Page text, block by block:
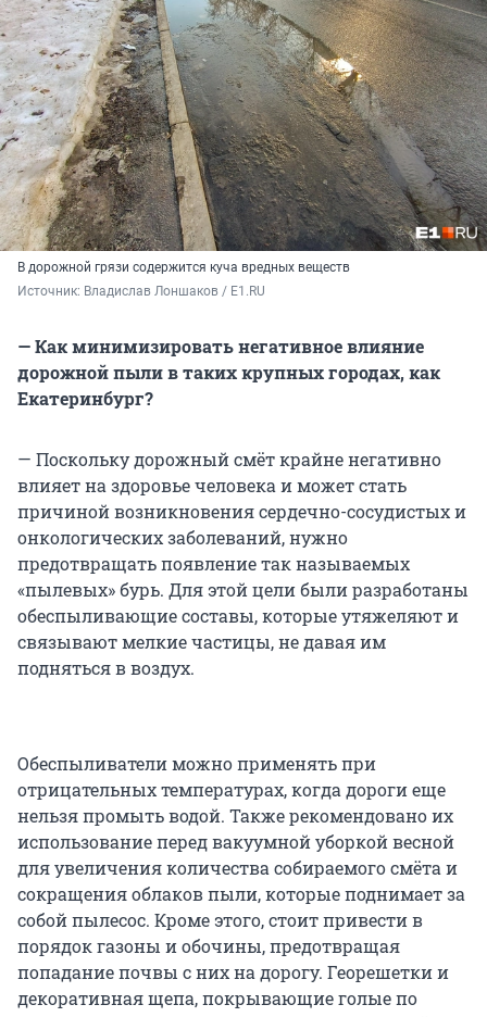
В дорожной грязи содержится куча вредных веществ
Источник: Владислав Лоншаков / E1.RU
— Как минимизировать негативное влияние
дорожной пыли в таких крупных городах, как
Екатеринбург?
— Поскольку дорожный смёт крайне негативно
влияет на здоровье человека и может стать
причиной возникновения сердечно-сосудистых и
онкологических заболеваний, нужно
предотвращать появление так называемых
«пылевых» бурь. Для этой цели были разработаны
обеспыливающие составы, которые утяжеляют и
связывают мелкие частицы, не давая им
подняться в воздух.
Обеспыливатели можно применять при
отрицательных температурах, когда дороги еще
нельзя промыть водой. Также рекомендовано их
использование перед вакуумной уборкой весной
для увеличения количества собираемого смёта и
сокращения облаков пыли, которые поднимает за
собой пылесос. Кроме этого, стоит привести в
порядок газоны и обочины, предотвращая
попадание почвы с них на дорогу. Георешетки и
декоративная щепа, покрывающие голые по